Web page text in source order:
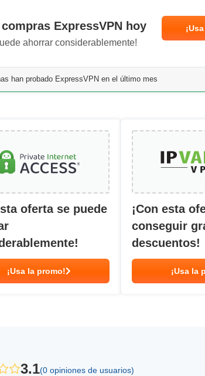
ExpressVPN hoy
ahorrar considerablemente!
han probado ExpressVPN en el último mes
oferta se puede
¡Usa la promo!
¡Con esta
conseguir
descuentos!
¡Usa la
3.1(0 opiniones de usuarios)